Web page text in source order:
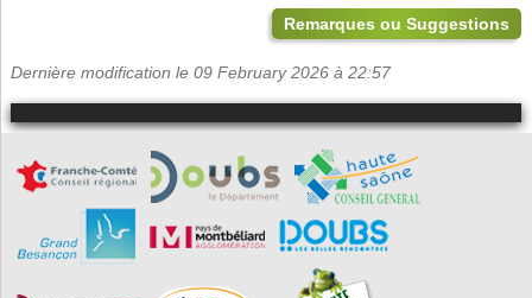
Remarques ou Suggestions
Dernière modification le 09 February 2026 à 22:57